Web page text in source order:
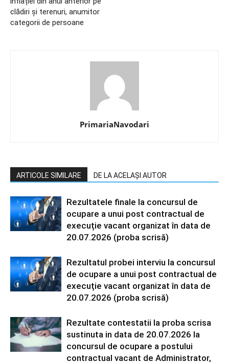
clădiri și terenuri, anumitor
categorii de persoane
PrimariaNavodari
ARTICOLE SIMILARE DE LA ACELAȘI AUTOR
Rezultatele finale la concursul de
ocupare a unui post contractual de
execuție vacant organizat în data de
20.07.2026 (proba scrisă)
Rezultatul probei interviu la concursul
de ocupare a unui post contractual de
execuție vacant organizat în data de
20.07.2026 (proba scrisă)
Rezultate contestatii la proba scrisa
sustinuta in data de 20.07.2026 la
concursul de ocupare a postului
contractual vacant de Administrator,